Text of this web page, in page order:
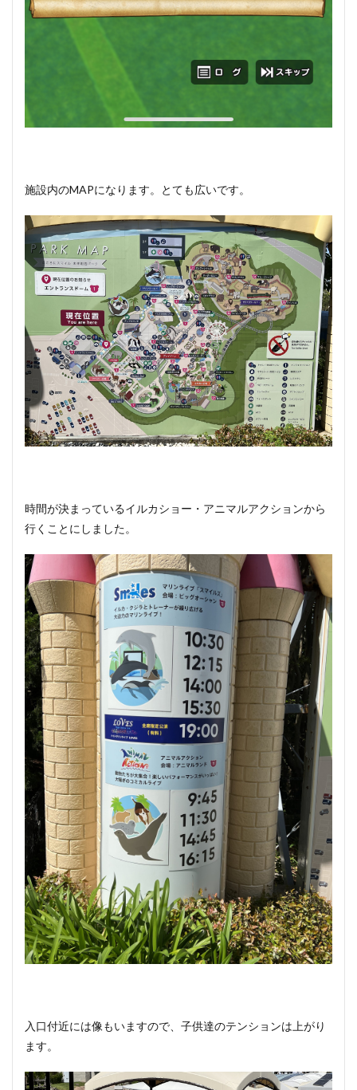
施設内のMAPになります。とても広いです。
時間が決まっているイルカショー・アニマルアクションから
行くことにしました。
入口付近には像もいますので、子供達のテンションは上がり
ます。